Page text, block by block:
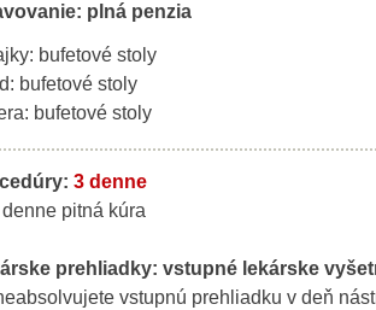
plná penzia
bufetové stoly
bufetové stoly
bufetové stoly
3 denne
pitná kúra
prehliadky: vstupné lekárske
vstupnú prehliadku v deň